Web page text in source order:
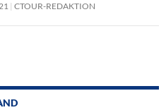
CTOUR-REDAKTION